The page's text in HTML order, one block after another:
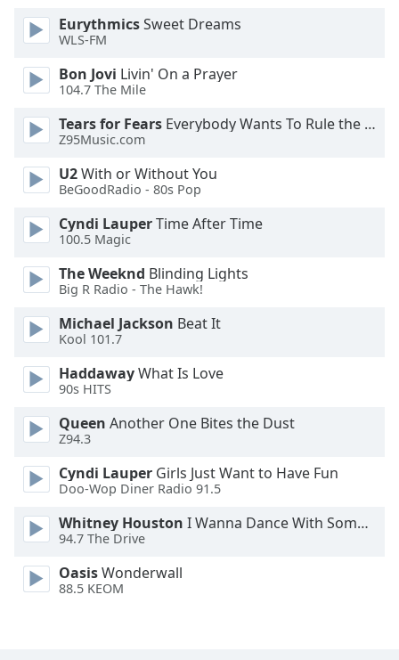
Font
Style
Font
Family
Done
Close
Dialog
dialog
window.
EurythmicsSweet Dreams
WLS-FM
Bon Jovi Livin' On a Prayer
104.7 The Mile
Tears for Fears Everybody Wants To Rule the World
Z95Music.com
U2With or Without You
BeGoodRadio - 80s Pop
Cyndi LauperTime After Time
100.5 Magic
The Weeknd Blinding Lights
Big R Radio - The Hawk!
Michael Jackson Beat It
Kool 101.7
HaddawayWhat Is Love
90s HITS
Queen Another One Bites the Dust
Z94.3
Cyndi Lauper Girls Just Want to Have Fun
Doo-Wop Diner Radio 91.5
Whitney Houston I Wanna Dance With Somebody
94.7 The Drive
OasisWonderwall
88.5 KEOM